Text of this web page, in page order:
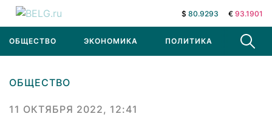
$ 80.9293 € 93.1901
ОБЩЕСТВО ЭКОНОМИКА ПОЛИТИКА В МИРЕ
ОБЩЕСТВО
11 ОКТЯБРЯ 2022, 12:41